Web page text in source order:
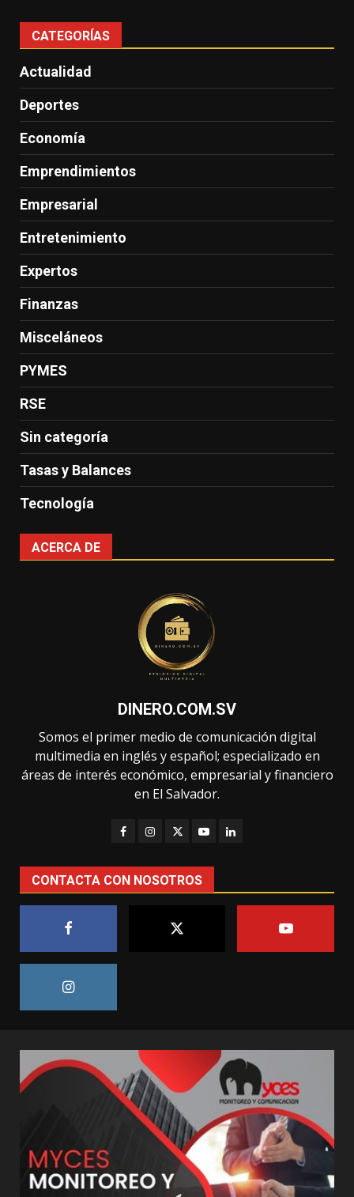
CATEGORÍAS
Actualidad
Deportes
Economía
Emprendimientos
Empresarial
Entretenimiento
Expertos
Finanzas
Misceláneos
PYMES
RSE
Sin categoría
Tasas y Balances
Tecnología
ACERCA DE
DINERO.COM.SV
Somos el primer medio de comunicación digital
multimedia en inglés y español; especializado en
áreas de interés económico, empresarial y financiero
en El Salvador.
CONTACTA CON NOSOTROS